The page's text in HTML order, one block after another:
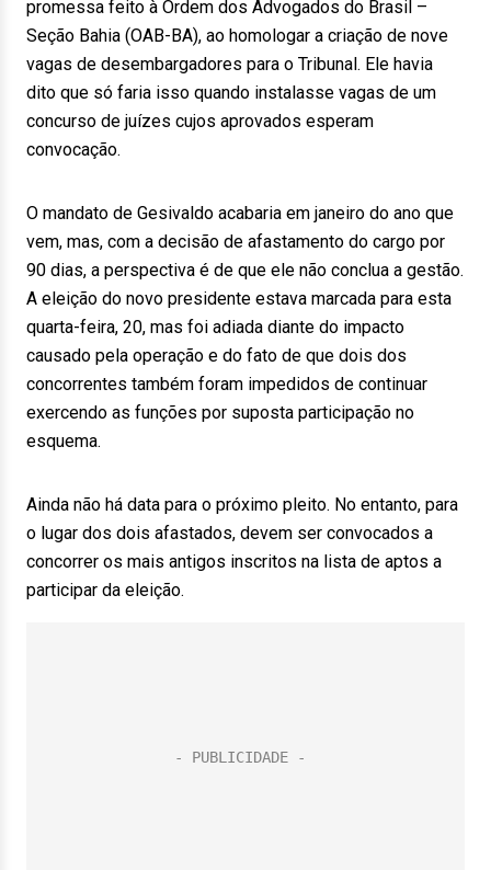
promessa feito à Ordem dos Advogados do Brasil –
Seção Bahia (OAB-BA), ao homologar a criação de nove
vagas de desembargadores para o Tribunal. Ele havia
dito que só faria isso quando instalasse vagas de um
concurso de juízes cujos aprovados esperam
convocação.
O mandato de Gesivaldo acabaria em janeiro do ano que
vem, mas, com a decisão de afastamento do cargo por
90 dias, a perspectiva é de que ele não conclua a gestão.
A eleição do novo presidente estava marcada para esta
quarta-feira, 20, mas foi adiada diante do impacto
causado pela operação e do fato de que dois dos
concorrentes também foram impedidos de continuar
exercendo as funções por suposta participação no
esquema.
Ainda não há data para o próximo pleito. No entanto, para
o lugar dos dois afastados, devem ser convocados a
concorrer os mais antigos inscritos na lista de aptos a
participar da eleição.